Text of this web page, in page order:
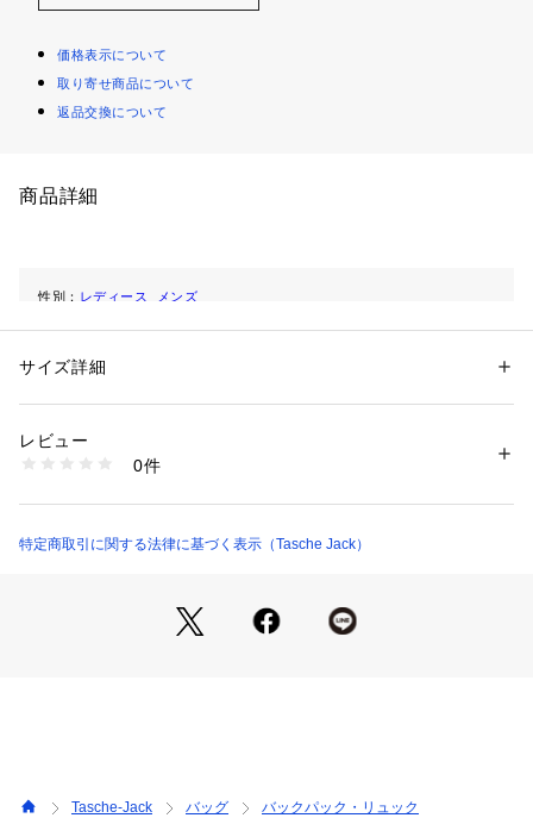
価格表示について
取り寄せ商品について
返品交換について
商品詳細
性別： レディース
メンズ
商品番号：
サイズ詳細
レビュー
0件
特定商取引に関する法律に基づく表示（Tasche Jack）
Tasche-Jack バッグ
バックパック・リュック